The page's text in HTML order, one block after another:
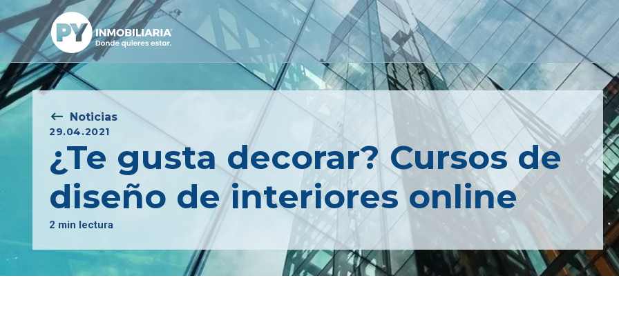
Noticias
29.04.2021
¿Te gusta decorar? Cursos de
diseño de interiores online
2 min lectura